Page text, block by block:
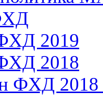
2019
2018
ФХД